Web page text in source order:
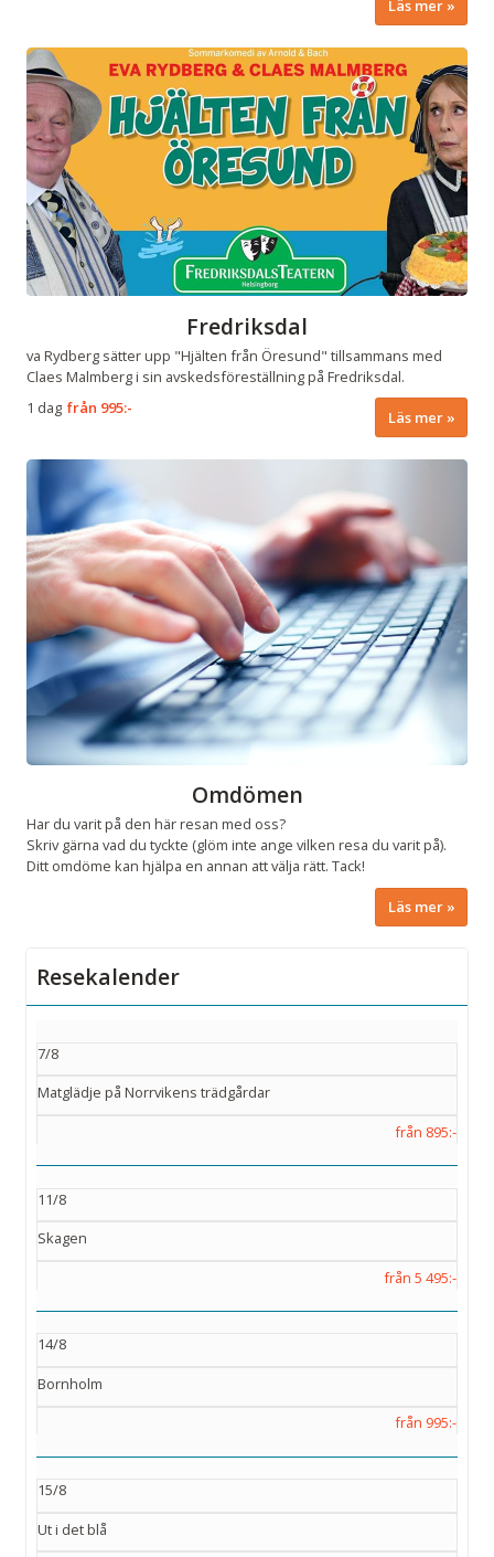
Läs mer
Fredriksdal
va Rydberg sätter upp "Hjälten från Öresund" tillsammans med
Claes Malmberg i sin avskedsföreställning på Fredriksdal.
1 dag från 995:- Läs mer
Omdömen
Har du varit på den här resan med oss?
Skriv gärna vad du tyckte (glöm inte ange vilken resa du varit på).
Ditt omdöme kan hjälpa en annan att välja rätt. Tack!
Läs mer
Resekalender
7/8
Matglädje på Norrvikens trädgårdar
från 895:-
11/8
Skagen
från 5 495:-
14/8
Bornholm
från 995:-
15/8
Ut i det blå